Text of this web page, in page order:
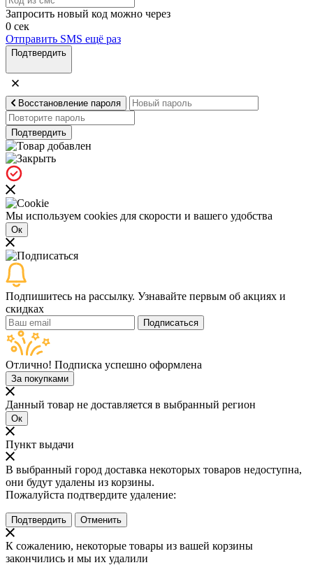
Запросить новый код можно через
0 сек
Отправить SMS ещё раз
Подтвердить
Восстановление пароля
Подтвердить
Мы используем cookies для скорости и вашего удобства
Ок
Подпишитесь на рассылку. Узнавайте первым об акциях и
скидках
Подписаться
Отлично! Подписка успешно оформлена
За покупками
Данный товар не доставляется в выбранный регион
Ок
Пункт выдачи
В выбранный город доставка некоторых товаров недоступна,
они будут удалены из корзины.
Пожалуйста подтвердите удаление:
Подтвердить Отменить
К сожалению, некоторые товары из вашей корзины
закончились и мы их удалили